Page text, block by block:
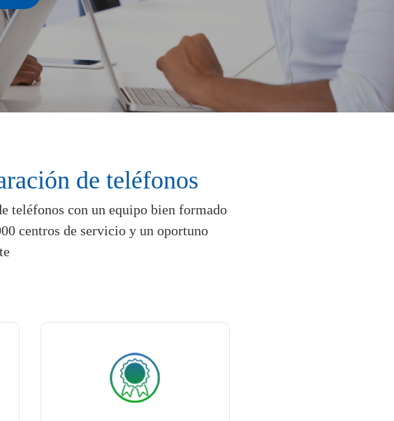
de teléfonos
teléfonos con un equipo bien formado
centros de servicio y un oportuno